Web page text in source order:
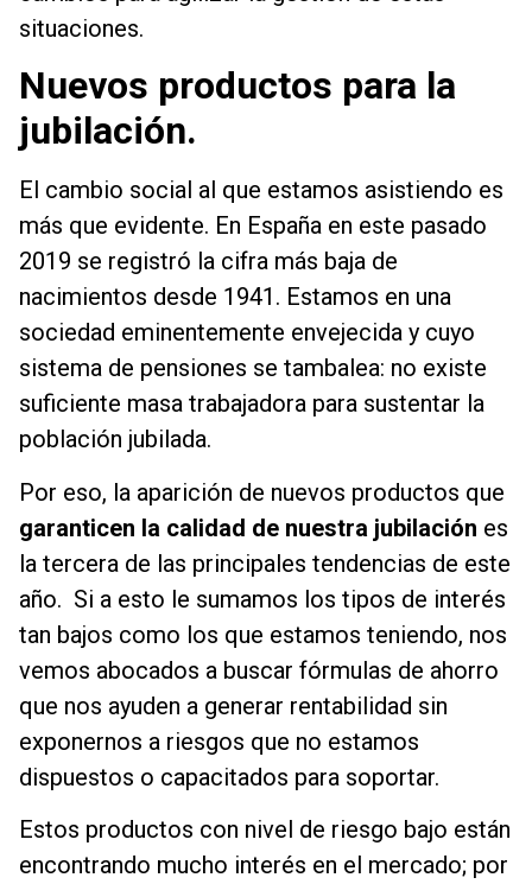
situaciones.
Nuevos productos para la
jubilación.
El cambio social al que estamos asistiendo es
más que evidente. En España en este pasado
2019 se registró la cifra más baja de
nacimientos desde 1941. Estamos en una
sociedad eminentemente envejecida y cuyo
sistema de pensiones se tambalea: no existe
suficiente masa trabajadora para sustentar la
población jubilada.
Por eso, la aparición de nuevos productos que
garanticen la calidad de nuestra jubilación es
la tercera de las principales tendencias de este
año. Si a esto le sumamos los tipos de interés
tan bajos como los que estamos teniendo, nos
vemos abocados a buscar fórmulas de ahorro
que nos ayuden a generar rentabilidad sin
exponernos a riesgos que no estamos
dispuestos o capacitados para soportar.
Estos productos con nivel de riesgo bajo están
encontrando mucho interés en el mercado; por